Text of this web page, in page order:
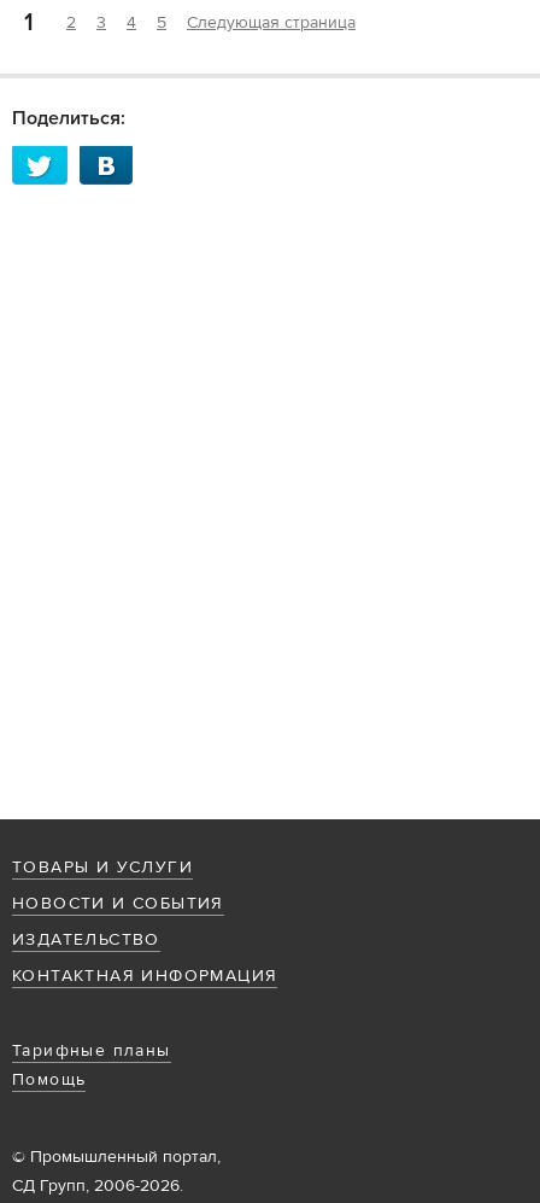
1 2 3 4 5 Следующая страница
Поделиться:
ТОВАРЫ И УСЛУГИ
НОВОСТИ И СОБЫТИЯ
ИЗДАТЕЛЬСТВО
КОНТАКТНАЯ ИНФОРМАЦИЯ
Тарифные планы
Помощь
© Промышленный портал,
СД Групп, 2006-2026.